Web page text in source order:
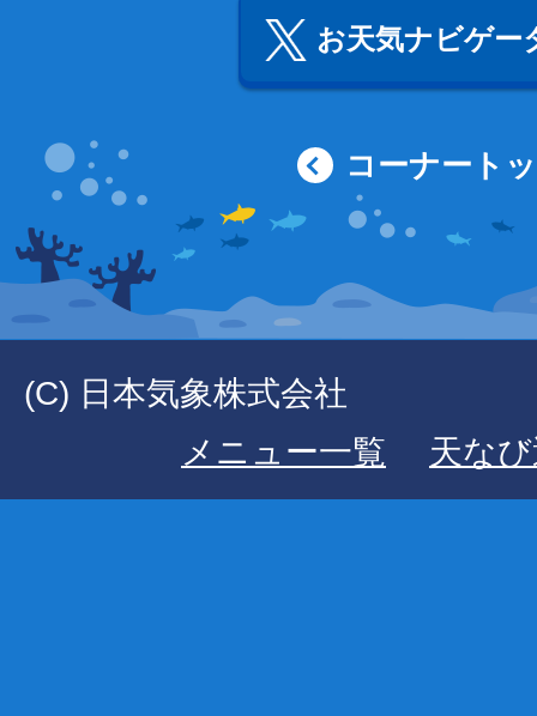
お天気ナビゲー
コーナート
(C) 日本気象株式会社
メニュー一覧
天な